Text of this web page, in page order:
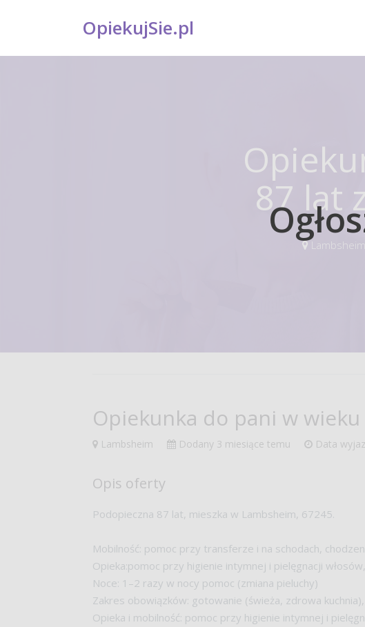
OpiekujSie.pl
87 lat
Lambsheim
Opiekunka do pani w
Lambsheim Dodany 3 miesiące temu Data
Opis oferty
Podopieczna 87 lat, mieszka w Lambsheim, 67245.
Mobilność: pomoc przy transferze i na schodach,
Opieka:pomoc przy higienie intymnej i pielęgnacji
Noce: 1–2 razy w nocy pomoc (zmiana pieluchy)
Zakres obowiązków: gotowanie (świeża, zdrowa
Opieka i mobilność: pomoc przy higienie intymnej i